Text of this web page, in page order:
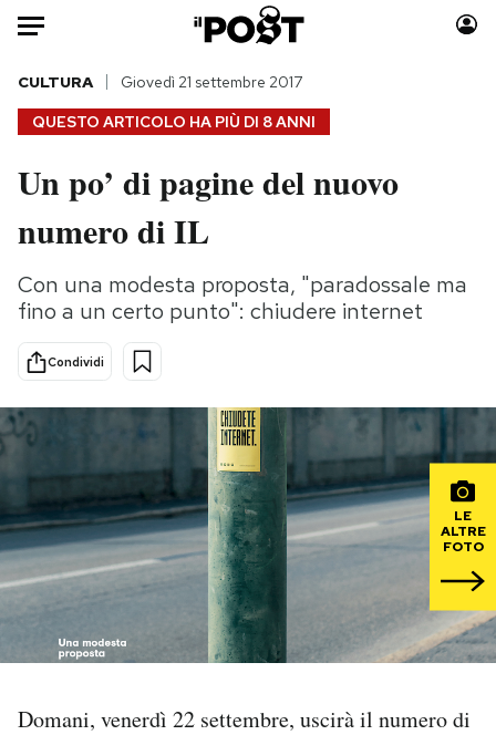
Auto
HOME
Italia
Politica
Tecnologia
Internet
Scienza
Cultura
Economia
Moda
Storie/Idee
Ok Boomer!
Altrecose
Mondiali calcio 2026
PODCAST
QUESTO ARTICOLO HA PIÙ DI 8 ANNI
CULTURA Giovedì 21 settembre 2017
Un po’ di pagine del nuovo
numero di IL
Con una modesta proposta, "paradossale ma
fino a un certo punto": chiudere internet
Condividi
LE
ALTRE
FOTO
Domani, venerdì 22 settembre, uscirà il numero di